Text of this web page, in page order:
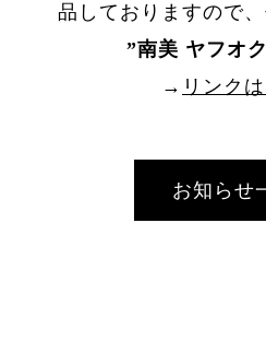
品しておりますので
”南美 ヤフオ
→ リンク
お知らせ